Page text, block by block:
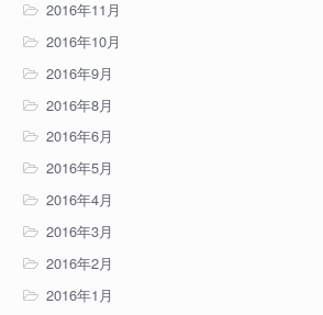
2016年11月
2016年10月
2016年9月
2016年8月
2016年6月
2016年5月
2016年4月
2016年3月
2016年2月
2016年1月